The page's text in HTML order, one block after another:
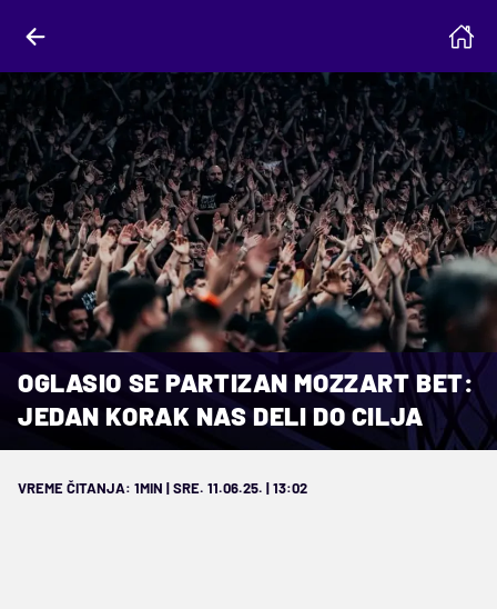
OGLASIO SE PARTIZAN MOZZART BET:
JEDAN KORAK NAS DELI DO CILJA
VREME ČITANJA: 1MIN | SRE. 11.06.25. | 13:02